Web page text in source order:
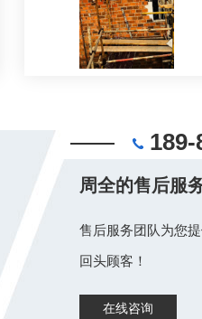
189-
周全的售后服
售后服务团队为您
回头顾客！
在线咨询